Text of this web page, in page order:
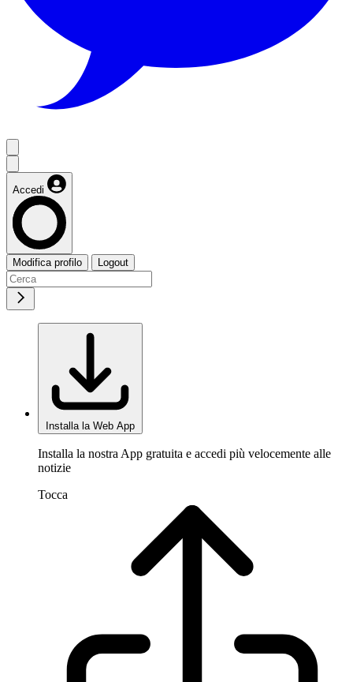
Accedi
Modifica profilo Logout
Installa la Web App
Installa la nostra App gratuita e accedi più velocemente alle
notizie
Tocca